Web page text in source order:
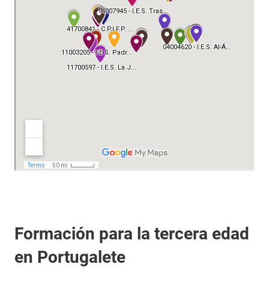
Formación para la tercera edad
en Portugalete